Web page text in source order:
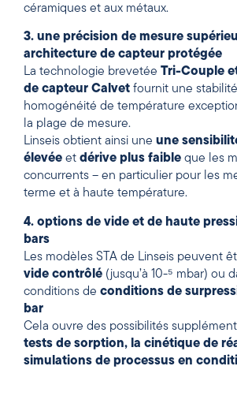
céramiques et aux métaux.
3. une précision de mesure
architecture de capteur protégée
La technologie brevetée Tri-Couple
de capteur Calvet fournit une
homogénéité de température
la plage de mesure.
Linseis obtient ainsi une une
élevée et dérive plus faible que les
concurrents – en particulier pour les
terme et à haute température.
4. options de vide et de haute
bars
Les modèles STA de Linseis peuvent
vide contrôlé (jusqu’à 10-⁵ mbar) ou
conditions de conditions de
bar
Cela ouvre des possibilités
tests de sorption, la cinétique de
simulations de processus en